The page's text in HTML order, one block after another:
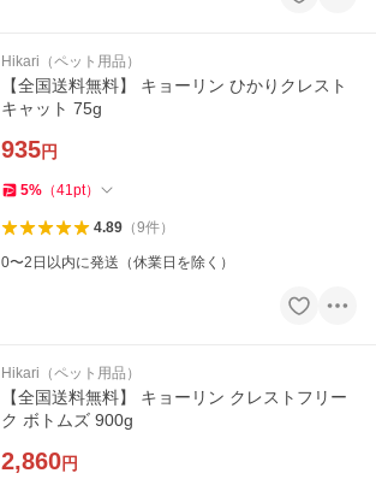
Hikari（ペット用品）
【全国送料無料】 キョーリン ひかりクレスト
キャット 75g
935円
5% （41pt）
4.89（9件）
0〜2日以内に発送（休業日を除く）
Hikari（ペット用品）
【全国送料無料】 キョーリン クレストフリー
ク ボトムズ 900g
2,860円